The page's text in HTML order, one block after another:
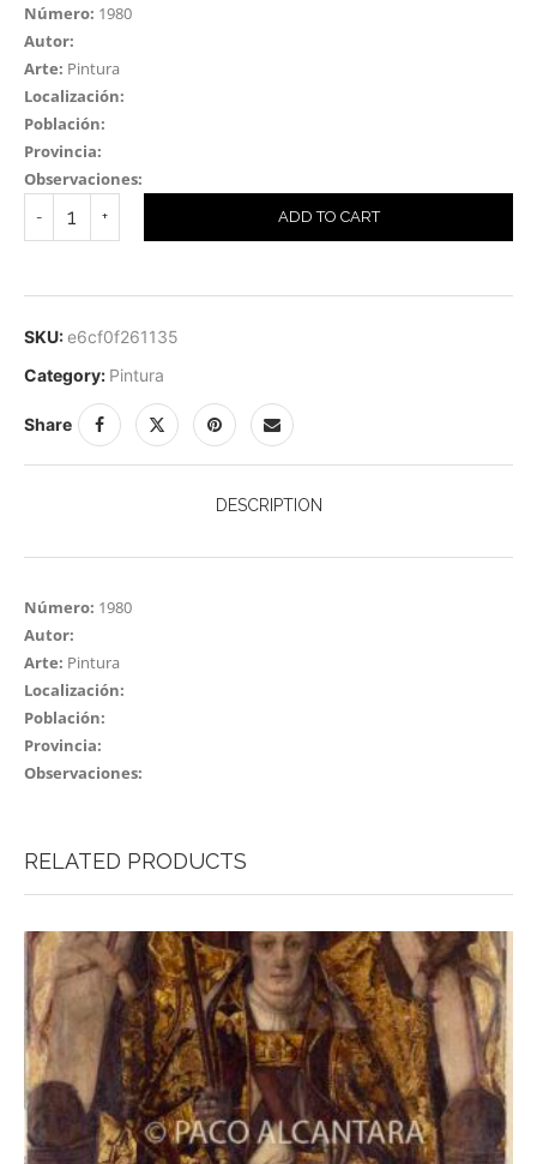
Número: 1980
Autor:
Arte: Pintura
Localización:
Población:
Provincia:
Observaciones:
ADD TO CART
SKU:e6cf0f261135
Category: Pintura
Share
DESCRIPTION
Número: 1980
Autor:
Arte: Pintura
Localización:
Población:
Provincia:
Observaciones:
RELATED PRODUCTS